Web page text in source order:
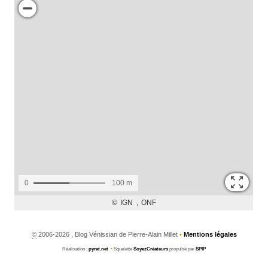
©2006-2026 , Blog Vénissian de Pierre-Alain Millet • Mentions légales
Réalisation : pyrat.net • Squelette SoyezCréateurs propulsé par SPIP